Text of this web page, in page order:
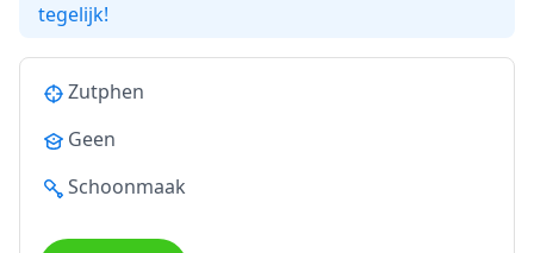
tegelijk!
Zutphen
Geen
Schoonmaak